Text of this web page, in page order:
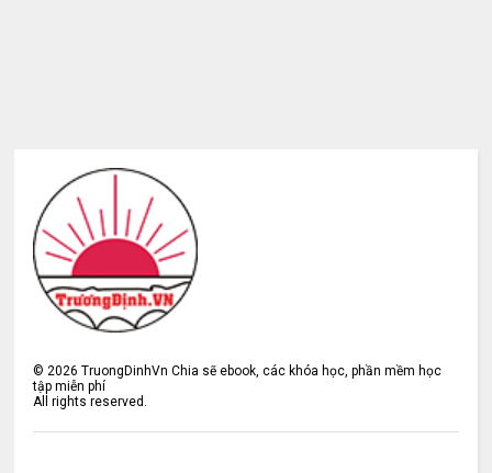
©2026 TruongDinhVn Chia sẽ ebook, các khóa học, phần mềm học
tập miễn phí
All rights reserved.